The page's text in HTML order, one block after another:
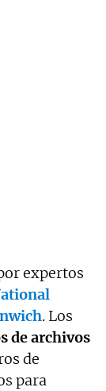
expertos
. Los
de archivos
de
para